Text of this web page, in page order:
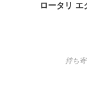
ロータリ
持ち